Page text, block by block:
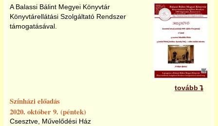
tovább
A Balassi Bálint Megyei Könyvtár
Könyvtárellátási Szolgáltató Rendszer
támogatásával.
Színházi előadás
2020. október 9. (péntek)
Csesztve, Művelődési Ház